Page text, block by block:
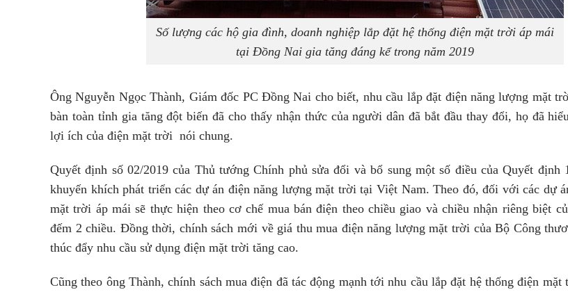
Số lượng các hộ gia đình, doanh nghiệp lắp đặt hệ thống điện mặt trời áp mái
tại Đồng Nai gia tăng đáng kể trong năm 2019
Ông Nguyễn Ngọc Thành, Giám đốc PC Đồng Nai cho biết, nhu cầu lắp đặt điện năng lượng mặt
bàn toàn tỉnh gia tăng đột biến đã cho thấy nhận thức của người dân đã bắt đầu thay đổi, họ đã
lợi ích của điện mặt trời nói chung.
Quyết định số 02/2019 của Thủ tướng Chính phủ sửa đổi và bổ sung một số điều của Quyết định
khuyến khích phát triển các dự án điện năng lượng mặt trời tại Việt Nam. Theo đó, đối với các dự
mặt trời áp mái sẽ thực hiện theo cơ chế mua bán điện theo chiều giao và chiều nhận riêng biệt
đếm 2 chiều. Đồng thời, chính sách mới về giá thu mua điện năng lượng mặt trời của Bộ Công
thúc đẩy nhu cầu sử dụng điện mặt trời tăng cao.
Cũng theo ông Thành, chính sách mua điện đã tác động mạnh tới nhu cầu lắp đặt hệ thống điện